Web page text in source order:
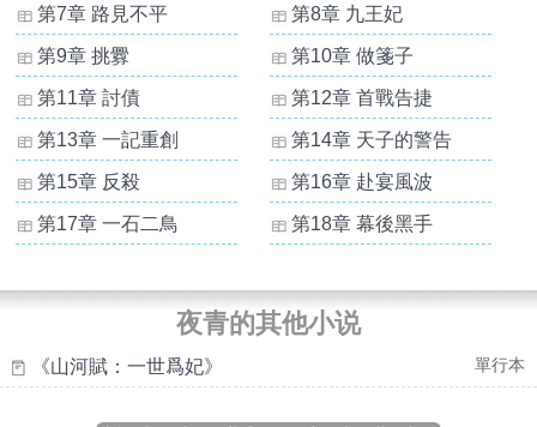
第7章 路見不平 第8章 九王妃
第9章 挑釁 第10章 做箋子
第11章 討債 第12章 首戰告捷
第13章 一記重創 第14章 天子的警告
第15章 反殺 第16章 赴宴風波
第17章 一石二鳥 第18章 幕後黑手
夜青的其他小说
單行本
《山河賦：一世爲妃》